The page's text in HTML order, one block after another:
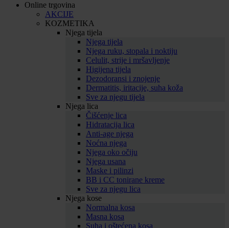
Online trgovina
AKCIJE
KOZMETIKA
Njega tijela
Njega tijela
Njega ruku, stopala i noktiju
Celulit, strije i mršavljenje
Higijena tijela
Dezodoransi i znojenje
Dermatitis, iritacije, suha koža
Sve za njegu tijela
Njega lica
Čišćenje lica
Hidratacija lica
Anti-age njega
Noćna njega
Njega oko očiju
Njega usana
Maske i pilinzi
BB i CC tonirane kreme
Sve za njegu lica
Njega kose
Normalna kosa
Masna kosa
Suha i oštećena kosa